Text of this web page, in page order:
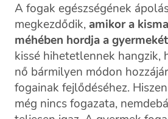
A fogak egészségének
megkezdődik, amikor a
méhében hordja a gyermekét
kissé hihetetlennek hangzik,
nő bármilyen módon
fogainak fejlődéséhez.
még nincs fogazata,